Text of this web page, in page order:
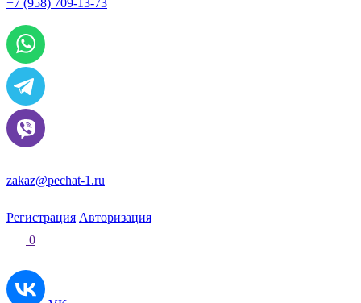
+7 (958) 709-13-73
zakaz@pechat-1.ru
Регистрация Авторизация
0